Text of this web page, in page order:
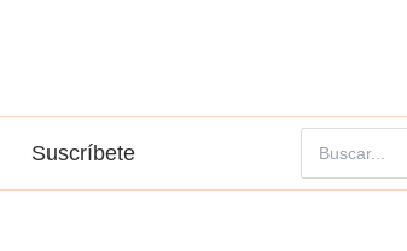
Suscríbete
por: